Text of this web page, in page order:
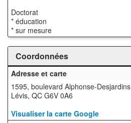
Doctorat
* éducation
* sur mesure
Coordonnées
Adresse et carte
1595, boulevard Alphonse-Desjardins
Lévis, QC G6V 0A6
Visualiser la carte Google